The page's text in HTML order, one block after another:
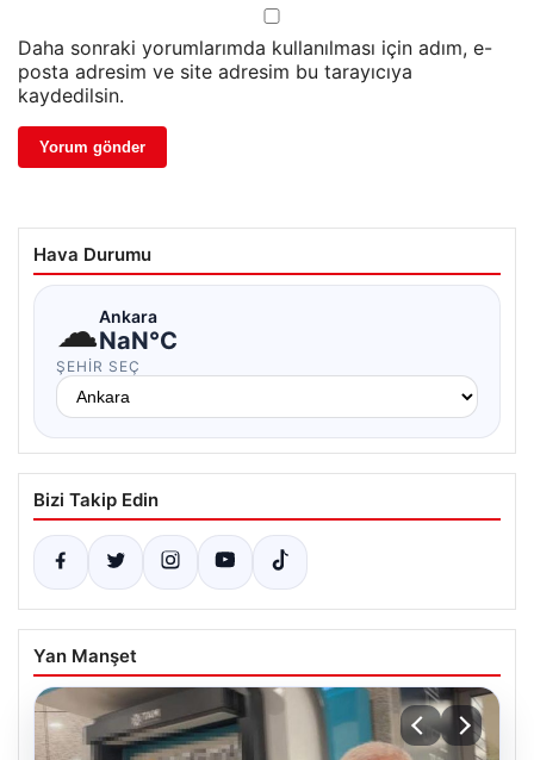
Daha sonraki yorumlarımda kullanılması için adım, e-
posta adresim ve site adresim bu tarayıcıya
kaydedilsin.
Hava Durumu
☁Ankara
NaN°C
ŞEHIR SEÇ
Bizi Takip Edin
Yan Manşet